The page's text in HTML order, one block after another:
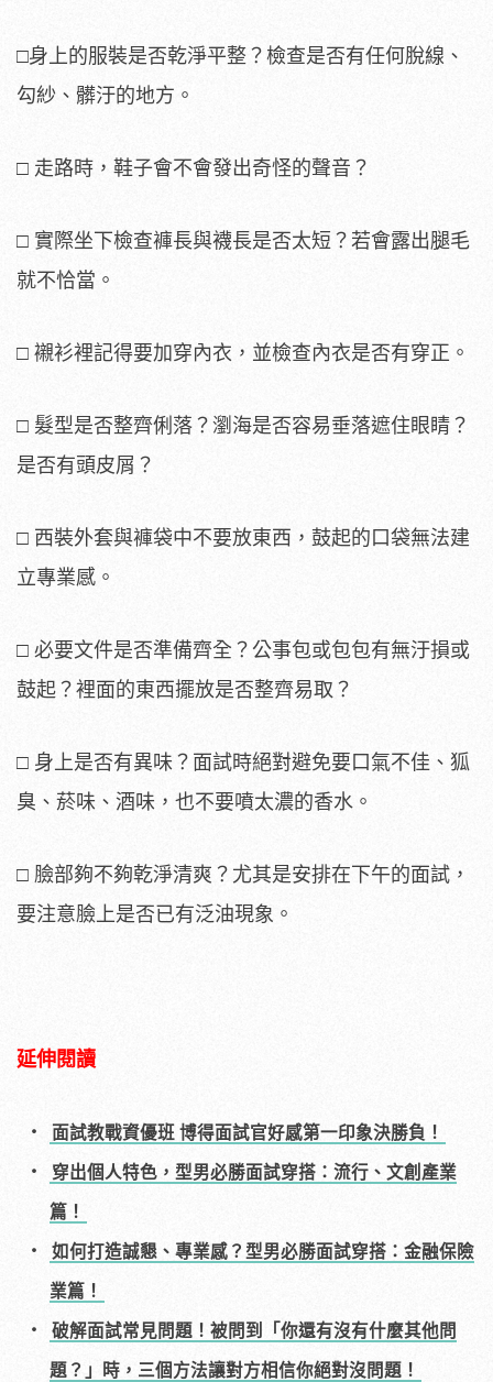
□身上的服裝是否乾淨平整？檢查是否有任何脫線、
勾紗、髒汙的地方。
□ 走路時，鞋子會不會發出奇怪的聲音？
□ 實際坐下檢查褲長與襪長是否太短？若會露出腿毛
就不恰當。
□ 襯衫裡記得要加穿內衣，並檢查內衣是否有穿正。
□ 髮型是否整齊俐落？瀏海是否容易垂落遮住眼睛？
是否有頭皮屑？
□ 西裝外套與褲袋中不要放東西，鼓起的口袋無法建
立專業感。
□ 必要文件是否準備齊全？公事包或包包有無汙損或
鼓起？裡面的東西擺放是否整齊易取？
□ 身上是否有異味？面試時絕對避免要口氣不佳、狐
臭、菸味、酒味，也不要噴太濃的香水。
□ 臉部夠不夠乾淨清爽？尤其是安排在下午的面試，
要注意臉上是否已有泛油現象。
延伸閱讀
面試教戰資優班 博得面試官好感第一印象決勝負！
穿出個人特色，型男必勝面試穿搭：流行、文創產業
篇！
如何打造誠懇、專業感？型男必勝面試穿搭：金融保險
業篇！
破解面試常見問題！被問到「你還有沒有什麼其他問
題？」時，三個方法讓對方相信你絕對沒問題！